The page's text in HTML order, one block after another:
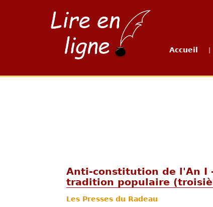
Accueil
Anti-constitution de l'An I
tradition populaire
Les Presses du Radeau